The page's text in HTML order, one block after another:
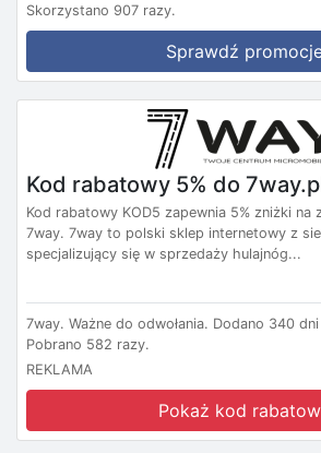
Skorzystano 907 razy.
Sprawdź
Kod rabatowy 5% do
Kod rabatowy KOD5 zapewnia 5% zniżki na
7way. 7way to polski sklep internetowy z
specjalizujący się w sprzedaży hulajnóg...
7way. Ważne do odwołania. Dodano 340 dni
Pobrano 582 razy.
REKLAMA
Pokaż kod